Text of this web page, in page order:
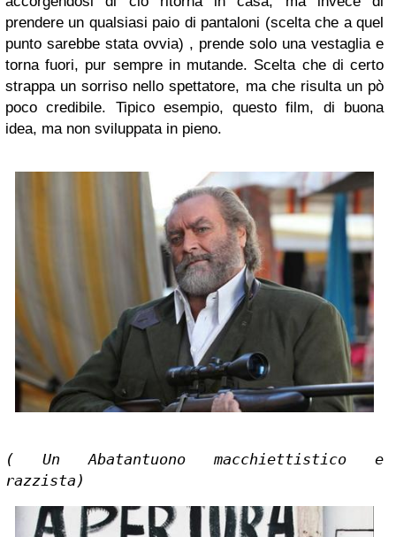
prendere un qualsiasi paio di pantaloni (scelta che a quel
punto sarebbe stata ovvia) , prende solo una vestaglia e
torna fuori, pur sempre in mutande. Scelta che di certo
strappa un sorriso nello spettatore, ma che risulta un pò
poco credibile. Tipico esempio, questo film, di buona
idea, ma non sviluppata in pieno.
( Un Abatantuono macchiettistico e
razzista)